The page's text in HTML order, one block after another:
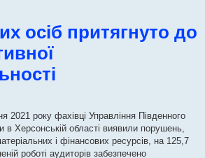
осіб притягнуто до
2021 року фахівці Управління Південного
Херсонській області виявили порушень,
і фінансових ресурсів, на 125,7
роботі аудиторів забезпечено